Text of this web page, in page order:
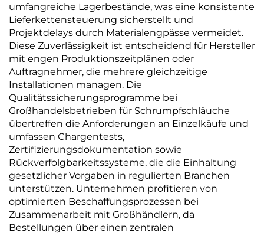
umfangreiche Lagerbestände, was eine konsistente
Lieferkettensteuerung sicherstellt und
Projektdelays durch Materialengpässe vermeidet.
Diese Zuverlässigkeit ist entscheidend für Hersteller
mit engen Produktionszeitplänen oder
Auftragnehmer, die mehrere gleichzeitige
Installationen managen. Die
Qualitätssicherungsprogramme bei
Großhandelsbetrieben für Schrumpfschläuche
übertreffen die Anforderungen an Einzelkäufe und
umfassen Chargentests,
Zertifizierungsdokumentation sowie
Rückverfolgbarkeitssysteme, die die Einhaltung
gesetzlicher Vorgaben in regulierten Branchen
unterstützen. Unternehmen profitieren von
optimierten Beschaffungsprozessen bei
Zusammenarbeit mit Großhändlern, da
Bestellungen über einen zentralen